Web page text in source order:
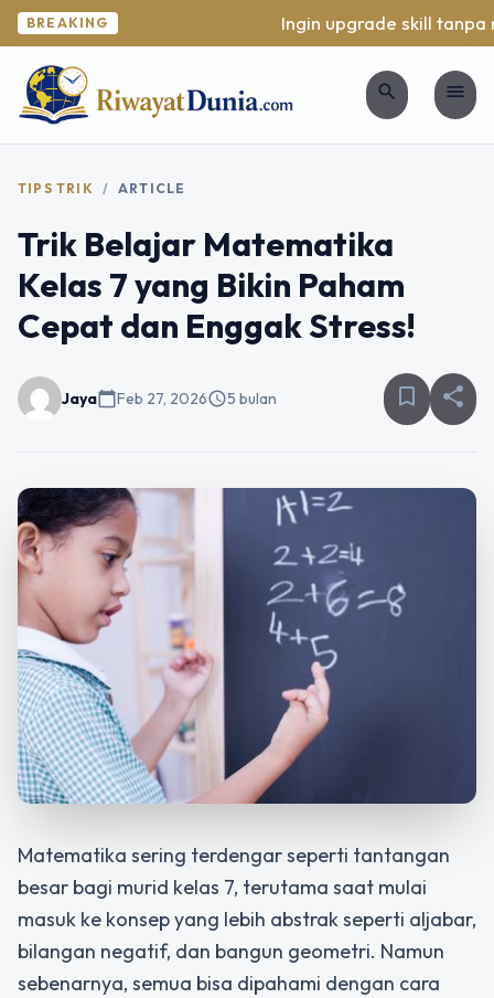
BREAKING Ingin upgrade skill tanpa
search menu
TIPS TRIK / ARTICLE
Trik Belajar Matematika
Kelas 7 yang Bikin Paham
Cepat dan Enggak Stress!
Jayacalendar_todayFeb 27, 2026schedule5 bulan bookmark_border share
Matematika sering terdengar seperti tantangan
besar bagi murid kelas 7, terutama saat mulai
masuk ke konsep yang lebih abstrak seperti aljabar,
bilangan negatif, dan bangun geometri. Namun
sebenarnya, semua bisa dipahami dengan cara